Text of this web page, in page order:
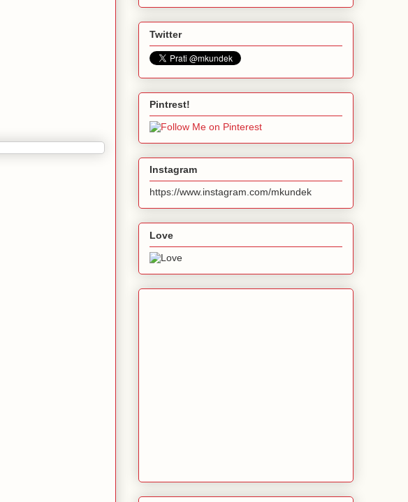
Twitter
Pintrest!
Instagram
https://www.instagram.com/mkundek
Love